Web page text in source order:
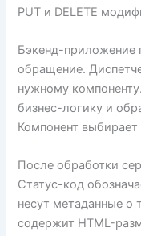
PUT и DELETE
Бэкенд-приложение
обращение.
нужному
бизнес-логику и
Компонент
После обработки
Статус-код
несут метаданные о
содержит HTML-